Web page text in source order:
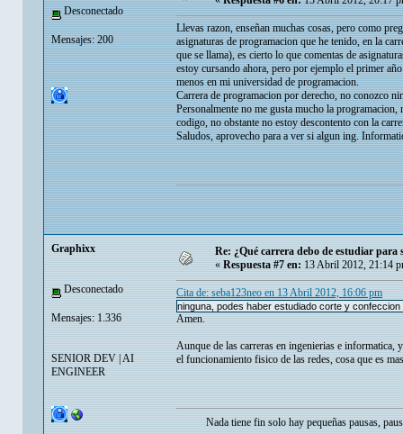
Desconectado
Mensajes: 200
Llevas razon, enseñan muchas cosas, pero como
asignaturas de programacion que he tenido, en la
que se llama), es cierto lo que comentas de
estoy cursando ahora, pero por ejemplo el primer
menos en mi universidad de programacion.
Carrera de programacion por derecho, no conozco
Personalmente no me gusta mucho la
codigo, no obstante no estoy descontento con la
Saludos, aprovecho para a ver si algun ing.
Graphixx
Desconectado
Mensajes: 1.336
SENIOR DEV | AI
ENGINEER
Re: ¿Qué carrera debo de estudiar para
« Respuesta #7 en: 13 Abril 2012, 21:14
Cita de: seba123neo en 13 Abril 2012, 16:06 pm
ninguna, podes haber estudiado corte y
Amen.
Aunque de las carreras en ingenierias e informatica,
el funcionamiento fisico de las redes, cosa que es
Nada tiene fin solo hay pequeñas pausas,